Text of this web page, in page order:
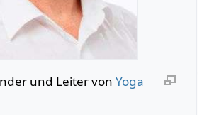
und Leiter von Yoga